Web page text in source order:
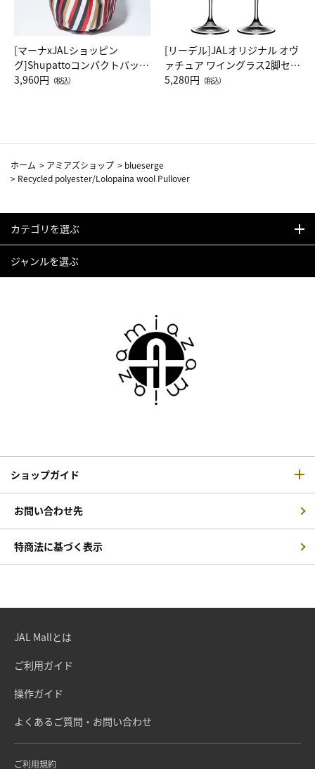
[マーナxJALショッピン
グ]Shupattoコンパクトバッグ
Drop JAL客室乗務員（LC）ス
3,960円 （税込）
[リーデル]JALオリジナル オヴ
ァチュア ワイングラス2脚セッ
ト（レッドワイン）
5,280円 （税込）
ホーム > アミアズショップ > blueserge
> Recycled polyester/Lolopaina wool Pullover
カテゴリを選ぶ
ジャンルを選ぶ
ショップガイド
お問い合わせ先
特商法に基づく表示
JAL Mallとは
ご利用ガイド
操作ガイド
よくあるご質問・お問い合わせ
ご利用規約